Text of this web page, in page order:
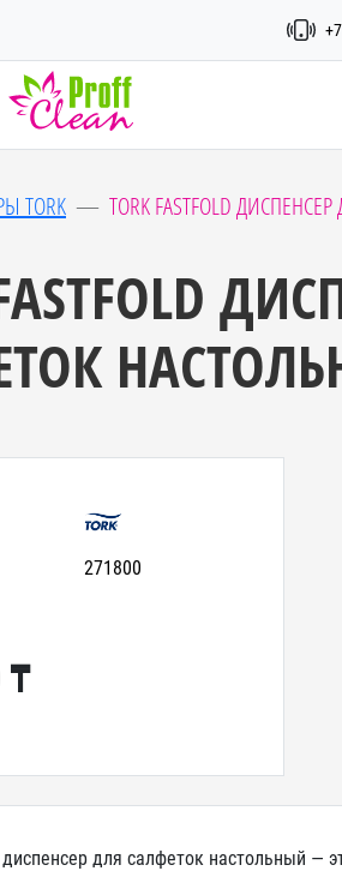
TORK TORK FASTFOLD
271800
₸
для салфеток настольный —